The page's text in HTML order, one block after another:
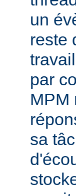
un
reste
par
MPM
sa